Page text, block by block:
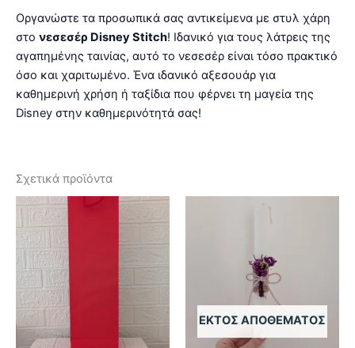
Οργανώστε τα προσωπικά σας αντικείμενα με στυλ χάρη
στο νεσεσέρ Disney Stitch! Ιδανικό για τους λάτρεις της
αγαπημένης ταινίας, αυτό το νεσεσέρ είναι τόσο πρακτικό
όσο και χαριτωμένο. Ένα ιδανικό αξεσουάρ για
καθημερινή χρήση ή ταξίδια που φέρνει τη μαγεία της
Disney στην καθημερινότητά σας!
Σχετικά προϊόντα
ΕΚΤΌΣ ΑΠΟΘΈΜΑΤΟΣ